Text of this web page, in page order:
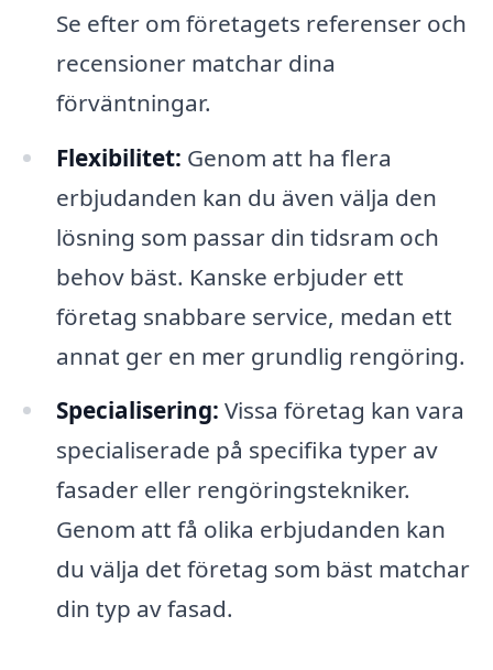
Se efter om företagets referenser och
recensioner matchar dina
förväntningar.
Flexibilitet: Genom att ha flera
erbjudanden kan du även välja den
lösning som passar din tidsram och
behov bäst. Kanske erbjuder ett
företag snabbare service, medan ett
annat ger en mer grundlig rengöring.
Specialisering: Vissa företag kan vara
specialiserade på specifika typer av
fasader eller rengöringstekniker.
Genom att få olika erbjudanden kan
du välja det företag som bäst matchar
din typ av fasad.